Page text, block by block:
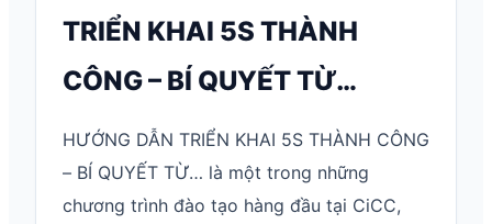
TRIỂN KHAI 5S THÀNH
CÔNG – BÍ QUYẾT TỪ…
HƯỚNG DẪN TRIỂN KHAI 5S THÀNH CÔNG
– BÍ QUYẾT TỪ… là một trong những
chương trình đào tạo hàng đầu tại CiCC,